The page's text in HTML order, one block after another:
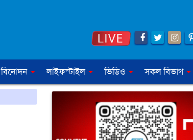
বিনোদন লাইফস্টাইল ভিডিও সকল বিভাগ